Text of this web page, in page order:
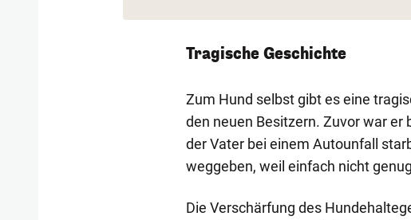
Tragische Geschichte
Zum Hund selbst gibt es eine
den neuen Besitzern. Zuvor war er
der Vater bei einem Autounfall
weggeben, weil einfach nicht
Die Verschärfung des